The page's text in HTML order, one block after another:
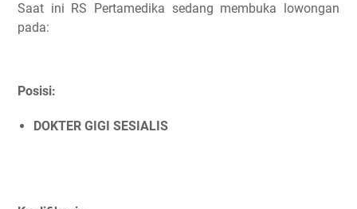
Saat ini RS Pertamedika sedang membuka lowongan
pada:
Posisi:
DOKTER GIGI SESIALIS